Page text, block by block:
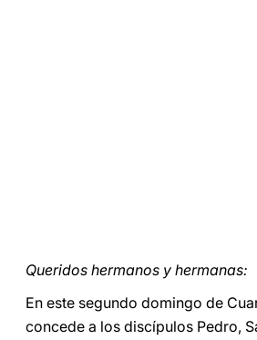
Queridos hermanos y hermanas:
En este segundo domingo de
concede a los discípulos Pedro,